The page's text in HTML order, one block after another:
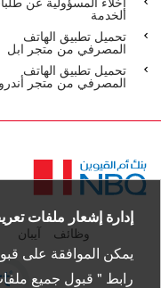
إدارة إشعار ملفات
يمكن الموافقة على
رابط " قبول جميع
الخدمة
تحميل تطبيق الهاتف
المصرفي من متجر ابل
تحميل تطبيق الهاتف
المصرفي من متجر
الصفحة
الرئيسية
وظائف آيبان